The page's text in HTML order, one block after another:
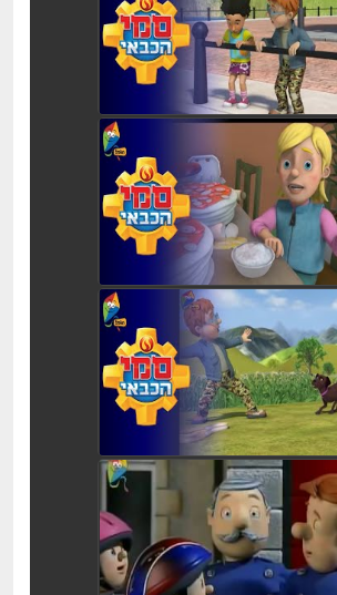
watch video
סמי הכבאי מהומה בפיצה
watch video
סמי הכבאי הכלבה
watch video
סמי הכבאי קרנבל הגרוטאות
watch video